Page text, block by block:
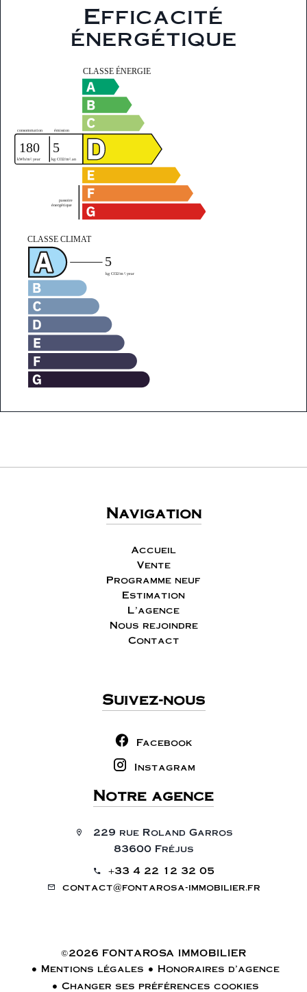
Efficacité
énergétique
Navigation
Accueil
Vente
Programme neuf
Estimation
L'agence
Nous rejoindre
Contact
Suivez-nous
Facebook
Instagram
Notre agence
229 rue Roland Garros
83600 Fréjus
+33 4 22 12 32 05
contact@fontarosa-immobilier.fr
©2026 FONTAROSA IMMOBILIER
Mentions légales
Honoraires d'agence
Changer ses préférences cookies